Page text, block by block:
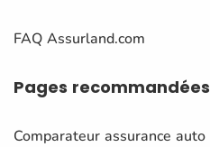
FAQ Assurland.com
Pages recommandées
Comparateur assurance auto